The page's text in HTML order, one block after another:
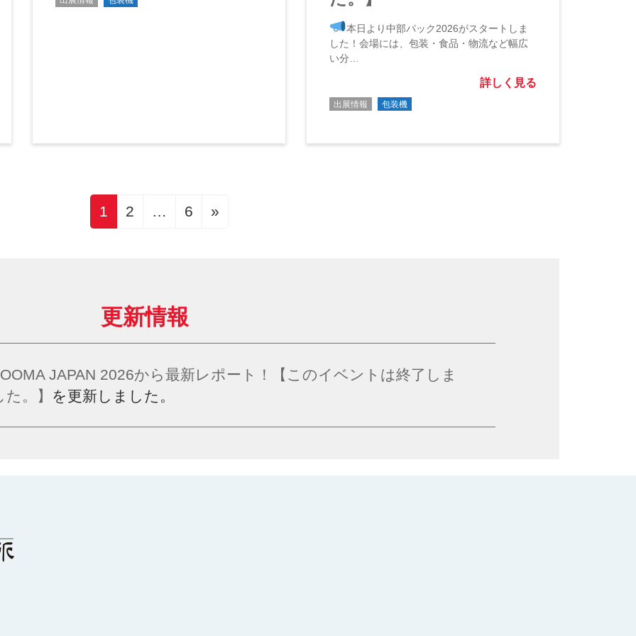
本日より中部パック2026がスタートしま
した！会場には、包装・食品・物流など幅広
い分…
詳しく見る
出展情報 包装機
固
ジ
1
固
ジ
2 …
固
ジ
6 »
更新情報
JAPAN 2026から最新レポート！【このイベントは終了しま
た。】 を更新しました。